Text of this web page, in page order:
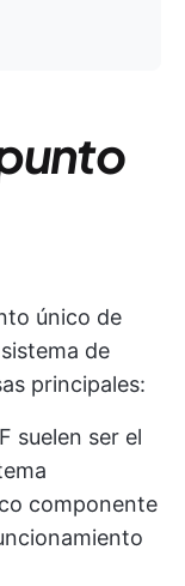
único de
de
principales:
suelen ser el
componente